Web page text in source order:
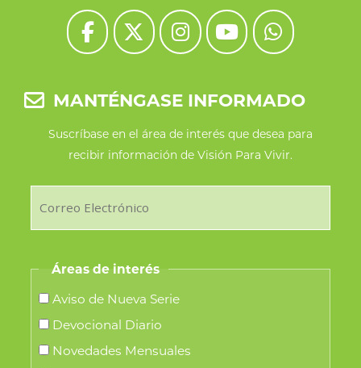
MANTÉNGASE INFORMADO
Suscríbase en el área de interés que desea para
recibir información de Visión Para Vivir.
Áreas de interés
Aviso de Nueva Serie
Devocional Diario
Novedades Mensuales